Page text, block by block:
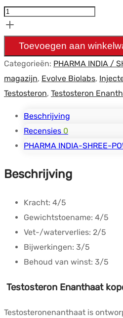
Enanthate
(10x1ml
amps)
-
Evolve
Biolabs
hoeveelheid
Toevoegen aan
Categorieën: PHARMA INDIA /
magazijn, Evolve Biolabs,
Testosteron, Testosteron
Beschrijving
Recensies 0
PHARMA INDIA-SHREE-
Beschrijving
Kracht: 4/5
Gewichtstoename: 4/5
Vet-/waterverlies: 2/5
Bijwerkingen: 3/5
Behoud van winst: 3/5
Testosteron Enanthaat
Testosteronenanthaat is